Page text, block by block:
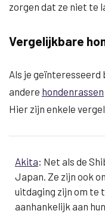
zorgen dat ze niet te
Vergelijkbare
Als je geïnteresseerd
andere hondenrassen
Hier zijn enkele
Akita: Net als de
Japan. Ze zijn ook
uitdaging zijn om te
aanhankelijk aan